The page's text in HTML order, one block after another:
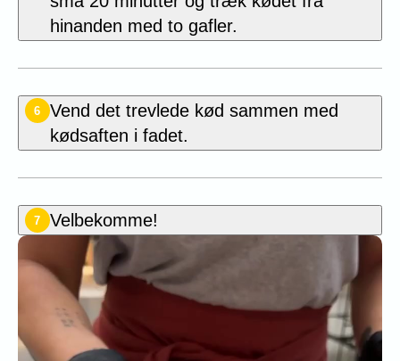
hinanden med to gafler.
6
Vend det trevlede kød sammen med
kødsaften i fadet.
7 Velbekomme!